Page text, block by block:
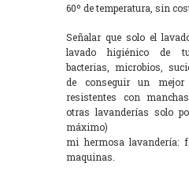
60º de temperatura, sin
Señalar que solo el
lavado higiénico de
bacterias, microbios,
de conseguir un mejor
resistentes con
otras lavanderías solo
máximo)
mi hermosa lavandería:
maquinas.